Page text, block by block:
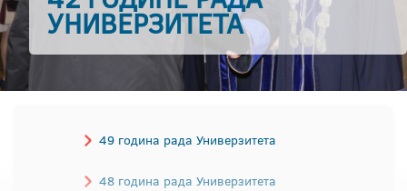
УНИВЕРЗИТЕТА
49 година рада Универзитета
48 година рада Универзитета